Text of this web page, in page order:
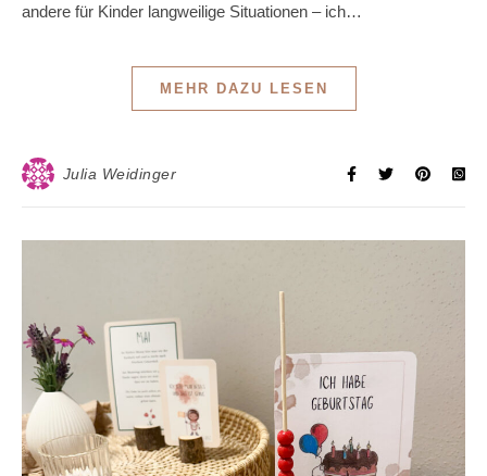
andere für Kinder langweilige Situationen – ich…
MEHR DAZU LESEN
Julia Weidinger